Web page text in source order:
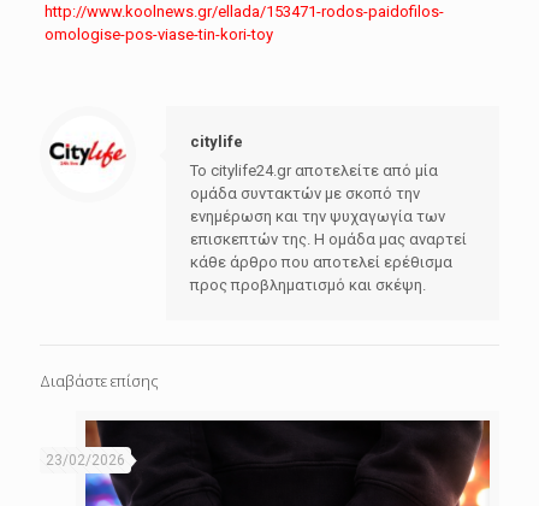
http://www.koolnews.gr/ellada/153471-rodos-paidofilos-
omologise-pos-viase-tin-kori-toy
citylife
Το citylife24.gr αποτελείτε από μία
ομάδα συντακτών με σκοπό την
ενημέρωση και την ψυχαγωγία των
επισκεπτών της. Η ομάδα μας αναρτεί
κάθε άρθρο που αποτελεί ερέθισμα
προς προβληματισμό και σκέψη.
Διαβάστε επίσης
23/02/2026